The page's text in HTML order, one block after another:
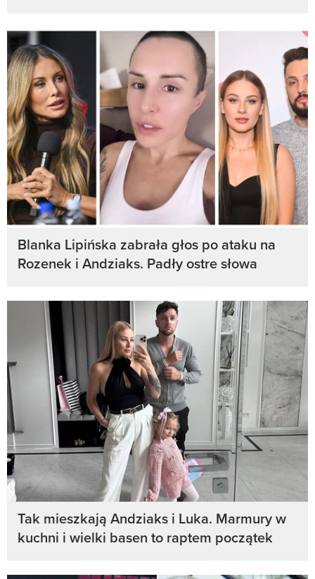
Blanka Lipińska zabrała głos po ataku na
Rozenek i Andziaks. Padły ostre słowa
Tak mieszkają Andziaks i Luka. Marmury w
kuchni i wielki basen to raptem początek